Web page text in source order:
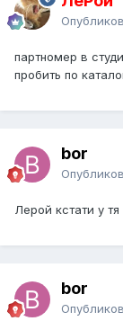
партномер в
пробить по
bor
Лерой кстати у
bor